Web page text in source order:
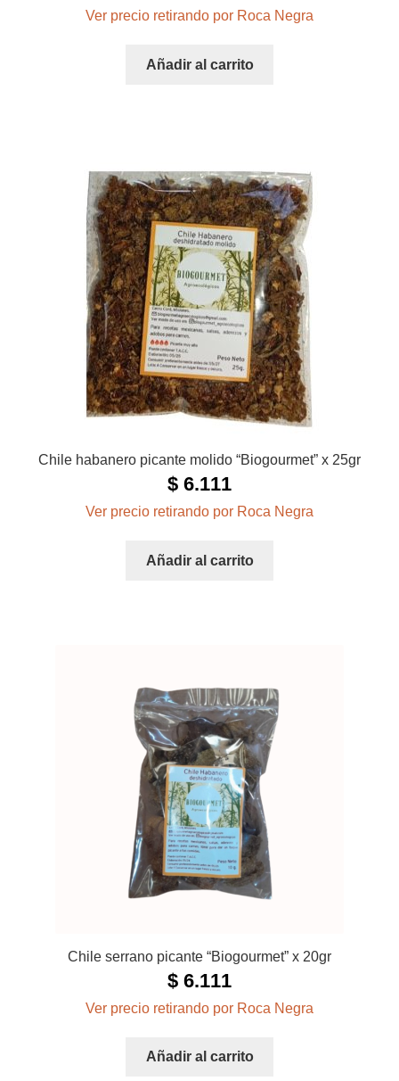
Ver precio retirando por Roca Negra
Añadir al carrito
Chile habanero picante molido “Biogourmet” x 25gr
$ 6.111
Ver precio retirando por Roca Negra
Añadir al carrito
Chile serrano picante “Biogourmet” x 20gr
$ 6.111
Ver precio retirando por Roca Negra
Añadir al carrito